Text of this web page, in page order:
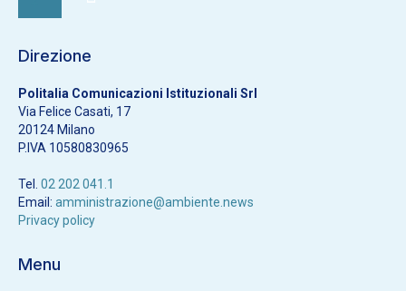
Direzione
Politalia Comunicazioni Istituzionali Srl
Via Felice Casati, 17
20124 Milano
P.IVA 10580830965
Tel. 02 202 041.1
Email: amministrazione@ambiente.news
Privacy policy
Menu